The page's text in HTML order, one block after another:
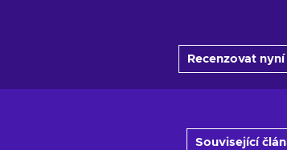
Recenzovat nyní
Související